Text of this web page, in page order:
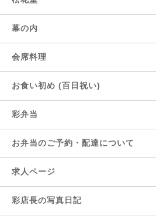
幕の内
会席料理
お食い初め (百日祝い)
彩弁当
お弁当のご予約・配達について
求人ページ
彩店長の写真日記